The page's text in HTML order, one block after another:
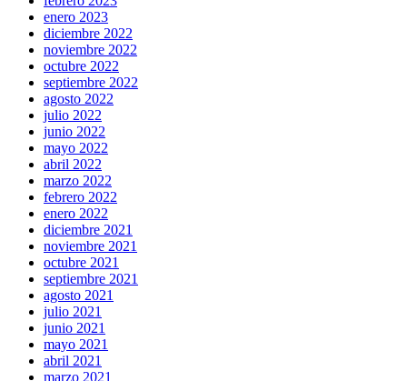
enero 2023
diciembre 2022
noviembre 2022
octubre 2022
septiembre 2022
agosto 2022
julio 2022
junio 2022
mayo 2022
abril 2022
marzo 2022
febrero 2022
enero 2022
diciembre 2021
noviembre 2021
octubre 2021
septiembre 2021
agosto 2021
julio 2021
junio 2021
mayo 2021
abril 2021
marzo 2021